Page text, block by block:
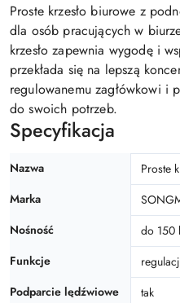
Proste krzesło biurowe z
dla osób pracujących w
krzesło zapewnia wygodę i
przekłada się na lepszą
regulowanemu zagłówkowi i
do swoich potrzeb.
Specyfikacja
Nazwa
Proste
Marka
Nośność
do 150
Funkcje
Podparcie lędźwiowe
tak